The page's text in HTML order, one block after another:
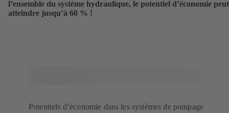
l’ensemble du système hydraulique, le potentiel d’économie peut
atteindre jusqu’à 60 % !
Potentiels d’économie dans les systèmes de pompage